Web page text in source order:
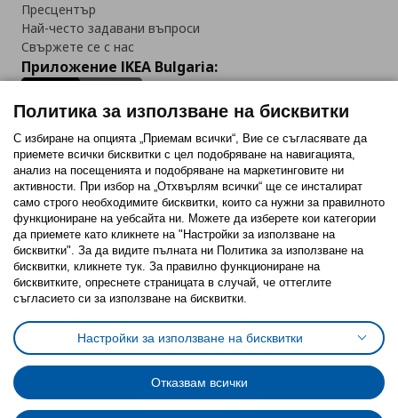
Пресцентър
Най-често задавани въпроси
Свържете се с нас
Приложение IKEA Bulgaria:
Последвайте ни:
FacebookTwitterYoutubePinterestInstagram
Политика за използване на бисквитки (Cookies)
Избор на настройки за използване на бисквитки
Условия за ползване на ikea.bgОбща политика за личните данни
Политика за защита на личните данни на ikea.bg
Общи условия на програма IKEA Family
Политика за защита на лични данни на програма IKEA Family
Политика за използване на бисквитки
С избиране на опцията „Приемам всички“, Вие се съгласявате да
приемете всички бисквитки с цел подобряване на навигацията,
анализ на посещенията и подобряване на маркетинговите ни
активности. При избор на „Отхвърлям всички“ ще се инсталират
само строго необходимитe бисквитки, които са нужни за правилното
функциониране на уебсайта ни. Можете да изберете кои категории
да приемете като кликнете на "Настройки за използване на
бисквитки". За да видите пълната ни Политика за използване на
бисквитки, кликнете тук. За правилно функциониране на
бисквитките, опреснете страницата в случай, че оттеглите
съгласието си за използване на бисквитки.
Настройки за използване на бисквитки
Отказвам всички